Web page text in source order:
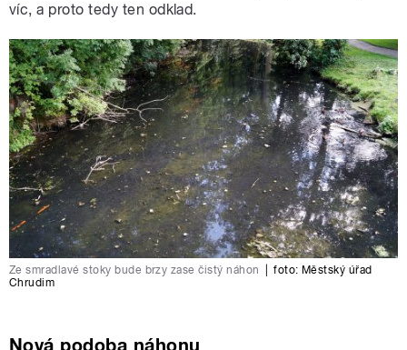
víc, a proto tedy ten odklad.
Ze smradlavé stoky bude brzy zase čistý náhon
foto: Městský úřad
Chrudim
Nová podoba náhonu